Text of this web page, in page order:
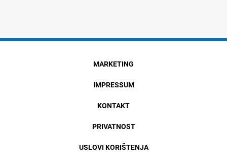
MARKETING
IMPRESSUM
KONTAKT
PRIVATNOST
USLOVI KORIŠTENJA